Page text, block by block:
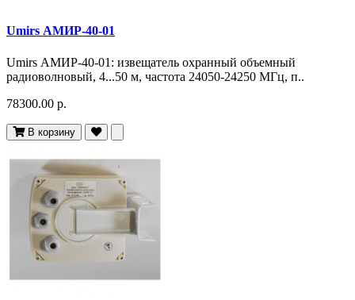
Umirs АМИР-40-01
Umirs АМИР-40-01: извещатель охранный объемный
радиоволновый, 4...50 м, частота 24050-24250 МГц, п..
78300.00 р.
В корзину